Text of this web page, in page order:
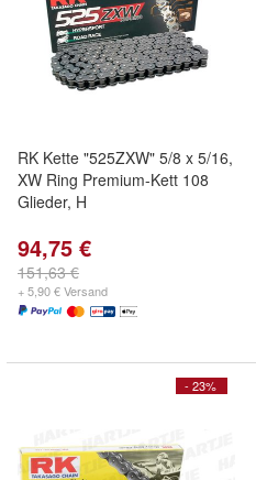
RK Kette "525ZXW" 5/8 x 5/16,
XW Ring Premium-Kett 108
Glieder, H
94,75 €
151,63 €
+ 5,90 € Versand
- 23%